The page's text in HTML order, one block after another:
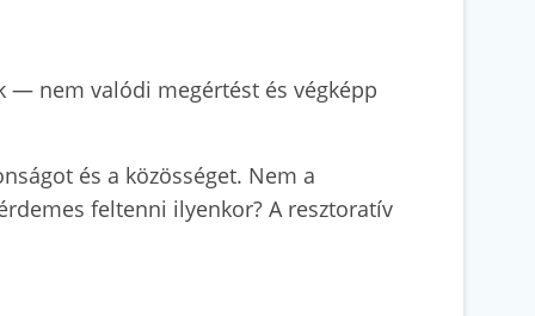
— nem valódi megértést és végképp
és a közösséget. Nem a
feltenni ilyenkor? A resztoratív